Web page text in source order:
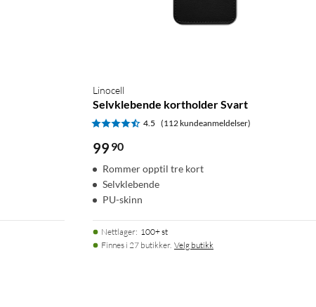
Linocell
Selvklebende kortholder Svart
4.5 (112 kundeanmeldelser)
99 90
Rommer opptil tre kort
Selvklebende
PU-skinn
Nettlager: 100+ st
Finnes i 27 butikker. Velg butikk